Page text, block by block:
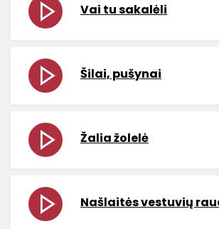
Vai tu sakalėli
Šilai, pušynai
Žalia žolelė
Našlaitės vestuvių